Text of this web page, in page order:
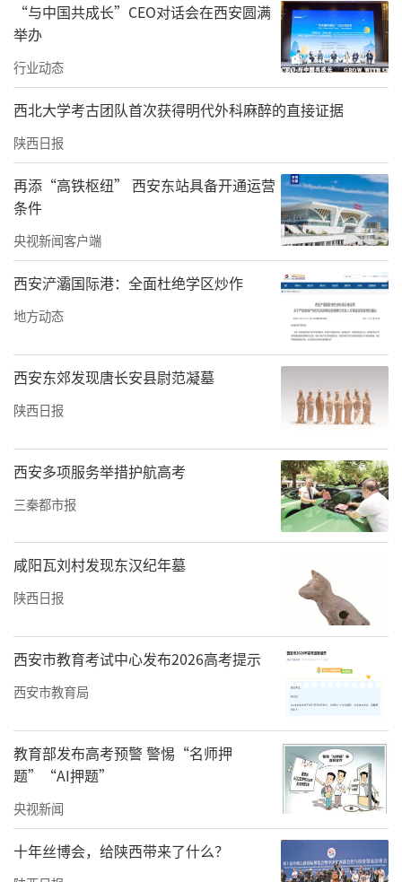
颁奖仪式上，省体彩中心和省象棋协会负责同
志分别为一至六名获奖棋手颁奖。
“与中国共成长”CEO对话会在西安圆满
举办
行业动态
西北大学考古团队首次获得明代外科麻醉的直接证据
陕西日报
再添“高铁枢纽” 西安东站具备开通运营
条件
央视新闻客户端
西安浐灞国际港：全面杜绝学区炒作
地方动态
西安东郊发现唐长安县尉范凝墓
陕西日报
西安多项服务举措护航高考
三秦都市报
咸阳瓦刘村发现东汉纪年墓
陕西日报
西安市教育考试中心发布2026高考提示
西安市教育局
教育部发布高考预警 警惕“名师押
题”“AI押题”
央视新闻
十年丝博会，给陕西带来了什么？